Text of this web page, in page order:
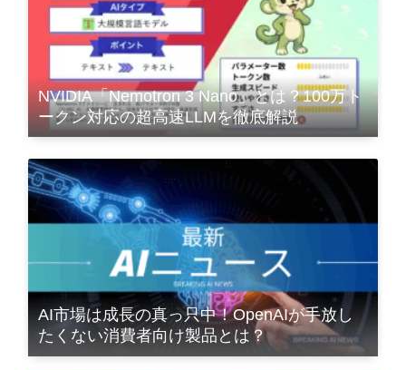
NVIDIA「Nemotron 3 Nano」とは？100万ト
ークン対応の超高速LLMを徹底解説
AI市場は成長の真っ只中！OpenAIが手放し
たくない消費者向け製品とは？